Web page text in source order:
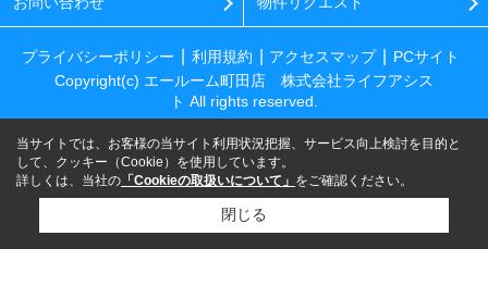
プライバシーポリシー 利用規約 アクセスマップ
PCサイト
Copyright(c) エールーム町田店 株式会社ライフアシス
ト All rights reserved.
当サイトでは、お客様の当サイト利用状況把握、サービス向上検討を目的と
して、クッキー（Cookie）を使用しています。
詳しくは、当社の 「Cookieの取扱いについて」 をご確認ください。
閉じる